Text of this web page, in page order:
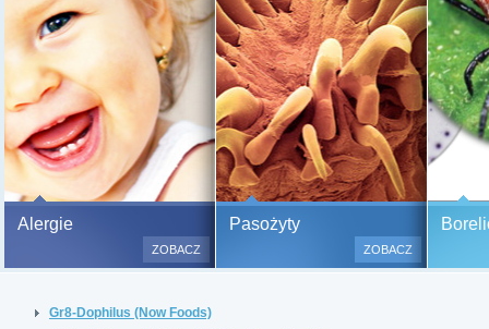
Alergie
Bezbolesne testy alergiczne
500 alergenów oraz zabiegi
odczulające.
ZOBACZ
Pasożyty
ZOBACZ
Gr8-Dophilus (Now Foods)